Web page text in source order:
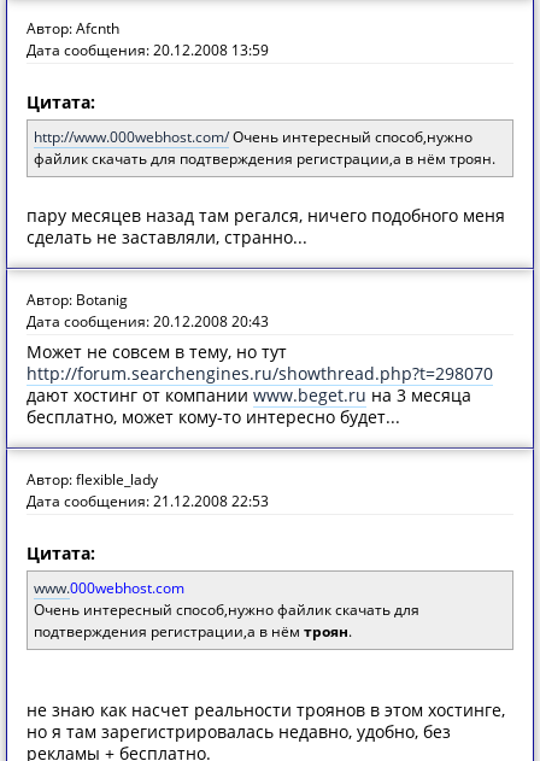
Автор: Afcnth
Дата сообщения: 20.12.2008 13:59
Цитата:
http://www.000webhost.com/Очень интересный способ,нужно
файлик скачать для подтверждения регистрации,а в нём троян.
пару месяцев назад там регался, ничего подобного меня
сделать не заставляли, странно...
Автор: Botanig
Дата сообщения: 20.12.2008 20:43
Может не совсем в тему, но тут
http://forum.searchengines.ru/showthread.php?t=298070
дают хостинг от компании www.beget.ru на 3 месяца
бесплатно, может кому-то интересно будет...
Автор: flexible_lady
Дата сообщения: 21.12.2008 22:53
Цитата:
www.000webhost.com
Очень интересный способ,нужно файлик скачать для
подтверждения регистрации,а в нём троян.
не знаю как насчет реальности троянов в этом хостинге,
но я там зарегистрировалась недавно, удобно, без
рекламы + бесплатно.